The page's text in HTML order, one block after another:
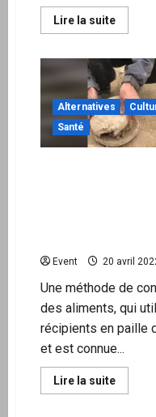
Lire la suiteEn
savoir
Un
faible
niveau
de
D
de
19
Alternatives
Santé
Event 20 avril
Une méthode de
des aliments, qui
récipients en paille
et est connue...
Lire la suiteEn
savoir